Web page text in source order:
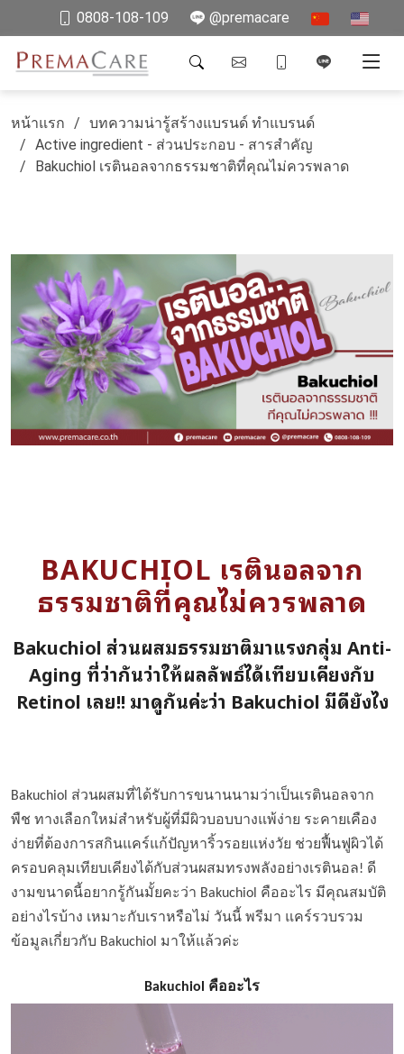
0808-108-109 @premacare
หน้าแรก
บทความน่ารู้สร้างแบรนด์ ทำแบรนด์
Active ingredient - ส่วนประกอบ - สารสำคัญ
Bakuchiol เรตินอลจากธรรมชาติที่คุณไม่ควรพลาด
BAKUCHIOL เรตินอลจาก
ธรรมชาติที่คุณไม่ควรพลาด
Bakuchiol ส่วนผสมธรรมชาติมาแรงกลุ่ม Anti-
Aging ที่ว่ากันว่าให้ผลลัพธ์ได้เทียบเคียงกับ
Retinol เลย!! มาดูกันค่ะว่า Bakuchiol มีดียังไง
Bakuchiol ส่วนผสมที่ได้รับการขนานนามว่าเป็นเรตินอลจาก
พืช ทางเลือกใหม่สำหรับผู้ที่มีผิวบอบบางแพ้ง่าย ระคายเคือง
ง่ายที่ต้องการสกินแคร์แก้ปัญหาริ้วรอยแห่งวัย ช่วยฟื้นฟูผิวได้
ครอบคลุมเทียบเคียงได้กับส่วนผสมทรงพลังอย่างเรตินอล! ดี
งามขนาดนี้อยากรู้กันมั้ยคะว่า Bakuchiol คืออะไร มีคุณสมบัติ
อย่างไรบ้าง เหมาะกับเราหรือไม่ วันนี้ พรีมา แคร์รวบรวม
ข้อมูลเกี่ยวกับ Bakuchiol มาให้แล้วค่ะ
Bakuchiol คืออะไร